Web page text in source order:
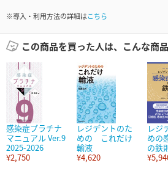
※導入・利用方法の詳細はこちら
この商品を買った人は、こんな商品
感染症プラチナ
マニュアル Ver.9
2025-2026
¥2,750
レジデントのた
めの これだけ
輸液
¥4,620
レジ
めの
の鉄